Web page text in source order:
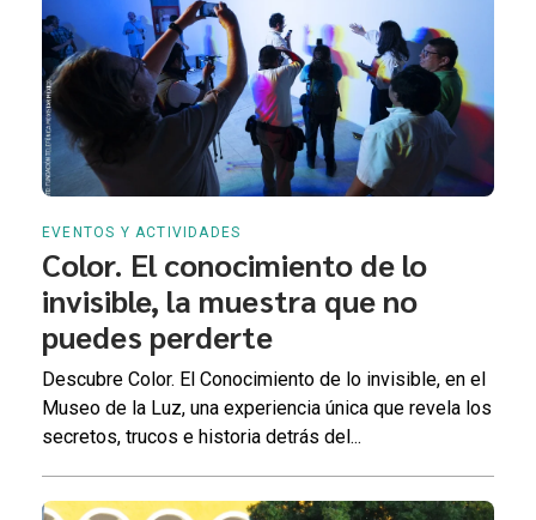
EVENTOS Y ACTIVIDADES
Color. El conocimiento de lo
invisible, la muestra que no
puedes perderte
Descubre Color. El Conocimiento de lo invisible, en el
Museo de la Luz, una experiencia única que revela los
secretos, trucos e historia detrás del...